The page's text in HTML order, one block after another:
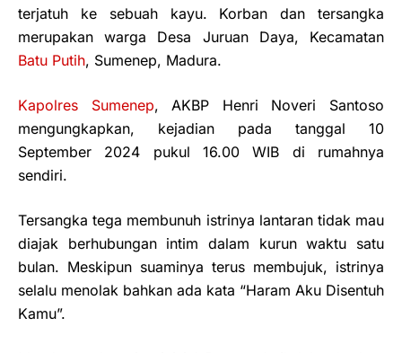
terjatuh ke sebuah kayu. Korban dan tersangka
merupakan warga Desa Juruan Daya, Kecamatan
Batu Putih, Sumenep, Madura.
Kapolres Sumenep, AKBP Henri Noveri Santoso
mengungkapkan, kejadian pada tanggal 10
September 2024 pukul 16.00 WIB di rumahnya
sendiri.
Tersangka tega membunuh istrinya lantaran tidak mau
diajak berhubungan intim dalam kurun waktu satu
bulan. Meskipun suaminya terus membujuk, istrinya
selalu menolak bahkan ada kata “Haram Aku Disentuh
Kamu”.